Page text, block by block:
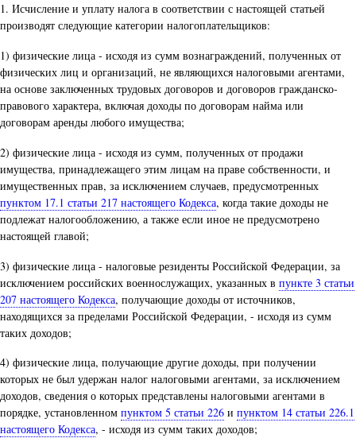
1. Исчисление и уплату налога в соответствии с настоящей статьей
производят следующие категории налогоплательщиков:
1) физические лица - исходя из сумм вознаграждений, полученных от
физических лиц и организаций, не являющихся налоговыми агентами,
на основе заключенных трудовых договоров и договоров гражданско-
правового характера, включая доходы по договорам найма или
договорам аренды любого имущества;
2) физические лица - исходя из сумм, полученных от продажи
имущества, принадлежащего этим лицам на праве собственности, и
имущественных прав, за исключением случаев, предусмотренных
пунктом 17.1 статьи 217 настоящего Кодекса, когда такие доходы не
подлежат налогообложению, а также если иное не предусмотрено
настоящей главой;
3) физические лица - налоговые резиденты Российской Федерации, за
исключением российских военнослужащих, указанных в пункте 3 статьи
207 настоящего Кодекса, получающие доходы от источников,
находящихся за пределами Российской Федерации, - исходя из сумм
таких доходов;
4) физические лица, получающие другие доходы, при получении
которых не был удержан налог налоговыми агентами, за исключением
доходов, сведения о которых представлены налоговыми агентами в
порядке, установленном пунктом 5 статьи 226 и пунктом 14 статьи 226.1
настоящего Кодекса, - исходя из сумм таких доходов;